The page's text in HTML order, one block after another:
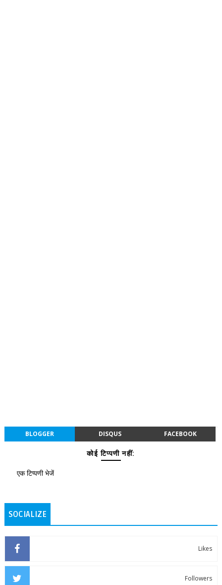
BLOGGER DISQUS FACEBOOK
कोई टिप्पणी नहीं:
एक टिप्पणी भेजें
SOCIALIZE
Likes
Followers